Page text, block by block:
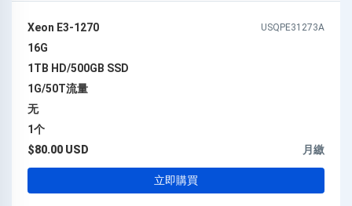
Xeon E3-1270 USQPE31273A
16G
1TB HD/500GB SSD
1G/50T流量
无
1个
$80.00 USD
月繳
立即購買